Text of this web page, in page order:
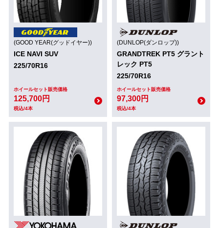
(GOOD YEAR(グッドイヤー))
ICE NAVI SUV
225/70R16
ホイールセット販売価格
125,700円
税込/4本
(DUNLOP(ダンロップ))
GRANDTREK PT5 グラント
レック PT5
225/70R16
ホイールセット販売価格
97,300円
税込/4本